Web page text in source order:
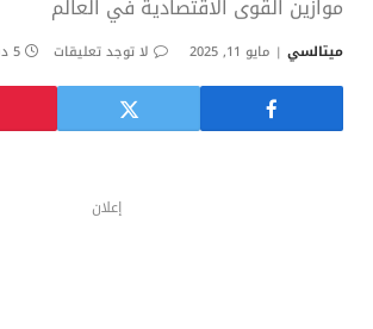
موازين القوى الاقتصادية في العالم
ميتالسي مايو 11, 2025 لا توجد تعليقات 5 دقائق
إعلان